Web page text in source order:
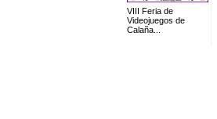
VIII Feria de
Videojuegos de
Calaña...